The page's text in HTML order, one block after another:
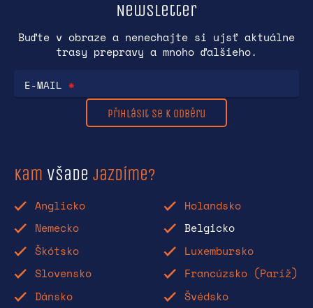
Newsletter
Buďte v obraze a nenechajte si ujsť aktuálne
trasy prepravy a mnoho ďalšieho.
E-MAIL *
Přihlásit se k odběru
Kam všade jazdíme?
Anglicko
Holandsko
Nemecko
Belgicko
Škótsko
Luxembursko
Slovensko
Francúzsko (Paríž)
Dánsko
Švédsko